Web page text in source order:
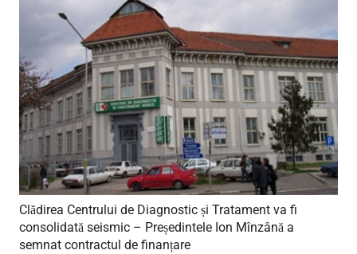
Clădirea Centrului de Diagnostic și Tratament va fi
consolidată seismic – Președintele Ion Mînzână a
semnat contractul de finanțare